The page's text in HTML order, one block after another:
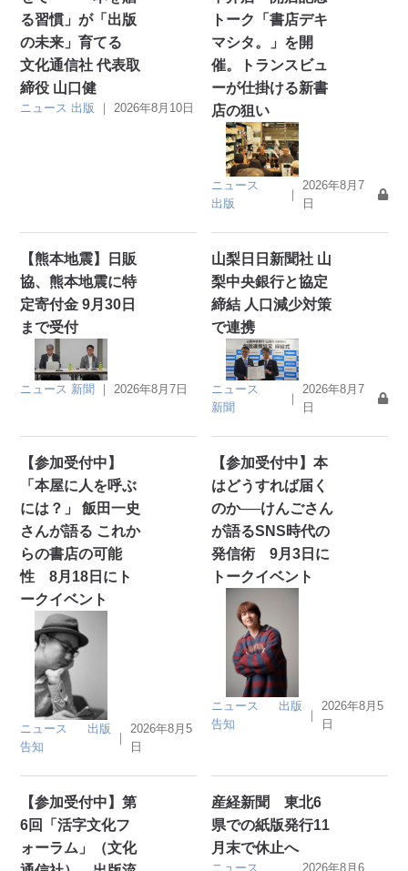
る習慣」が「出版
の未来」育てる
文化通信社 代表取
締役 山口健
ニュース 出版 ｜2026年8月10日
トーク「書店デキ
マシタ。」を開
催。トランスビュ
ーが仕掛ける新書
店の狙い
ニュース
出版
｜
2026年8月7
日
【熊本地震】日販
協、熊本地震に特
定寄付金 9月30日
まで受付
ニュース 新聞 ｜ 2026年8月7日
山梨日日新聞社 山
梨中央銀行と協定
締結 人口減少対策
で連携
ニュース
新聞
｜
2026年8月7
日
【参加受付中】
「本屋に人を呼ぶ
には？」 飯田一史
さんが語る これか
らの書店の可能
性 8月18日にト
ークイベント
ニュース
出版
告知
｜
2026年8月5
日
【参加受付中】本
はどうすれば届く
のか──けんごさん
が語るSNS時代の
発信術 9月3日に
トークイベント
ニュース
出版
告知
｜
2026年8月5
日
【参加受付中】第
6回「活字文化フ
ォーラム」（文化
産経新聞 東北6
県での紙版発行11
月末で休止へ
ニュース 2026年8月6